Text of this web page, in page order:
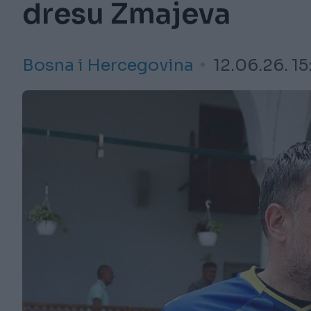
dresu Zmajeva
Bosna i Hercegovina 12.06.26.